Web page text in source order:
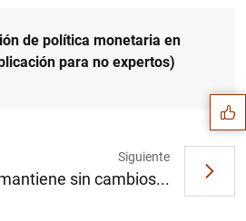
de política monetaria en
para no expertos)
Siguiente
sin cambios...
Sugerencias